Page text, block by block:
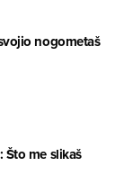
nogometaš
Što me slikaš